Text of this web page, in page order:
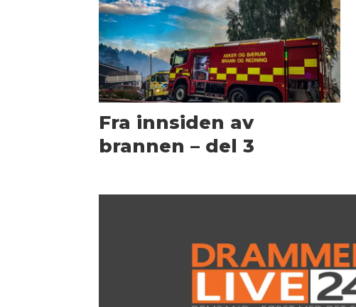
Fra innsiden av
brannen – del 3